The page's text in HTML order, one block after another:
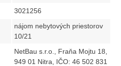
3021256
nájom nebytových priestorov
10/21
NetBau s.r.o., Fraňa Mojtu 18,
949 01 Nitra, IČO: 46 502 831